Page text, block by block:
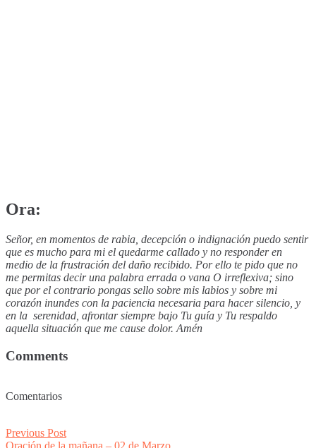
Ora:
Señor, en momentos de rabia, decepción o indignación puedo sentir
que es mucho para mi el quedarme callado y no responder en
medio de la frustración del daño recibido. Por ello te pido que no
me permitas decir una palabra errada o vana O irreflexiva; sino
que por el contrario pongas sello sobre mis labios y sobre mi
corazón inundes con la paciencia necesaria para hacer silencio, y
en la serenidad, afrontar siempre bajo Tu guía y Tu respaldo
aquella situación que me cause dolor. Amén
Comments
Comentarios
Post
Previous PostPrevious
post:
Oración de la mañana – 02 de Marzo